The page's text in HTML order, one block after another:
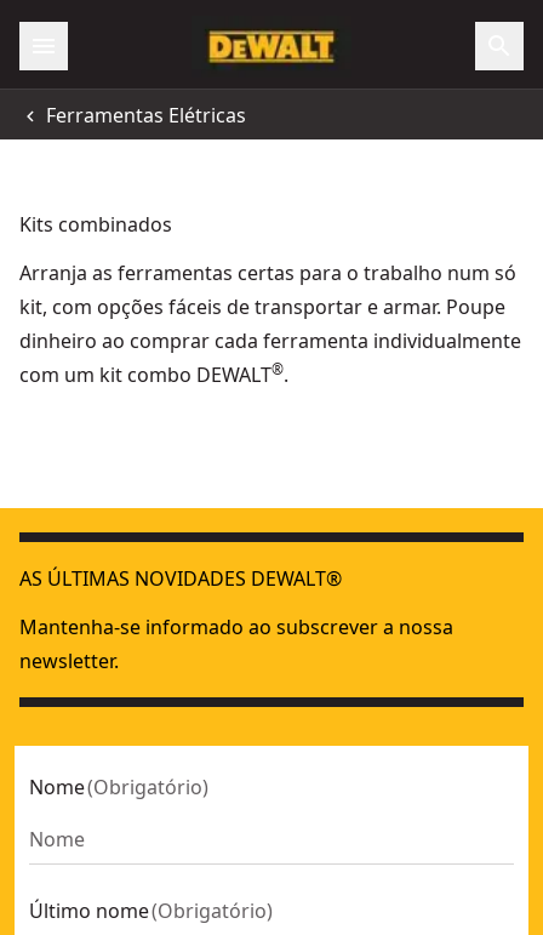
Ferramentas Elétricas
Kits combinados
Arranja as ferramentas certas para o trabalho num só
kit, com opções fáceis de transportar e armar. Poupe
dinheiro ao comprar cada ferramenta individualmente
com um kit combo DEWALT®.
KIT McLaren XR 18V = Berbequim Percussão +
KIT McLaren XR 18V = Berbequim Percussão +
Kit Nível laser verde de 3 linhas 360° XR 18V e berbequim
KIT McLaren XR 18V = DCD85M Berbequim Percussão +
AS ÚLTIMAS NOVIDADES DEWALT®
Mantenha-se informado ao subscrever a nossa
newsletter.
Nome(Obrigatório)
Último nome(Obrigatório)